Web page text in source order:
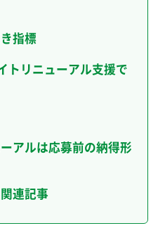
指標
トリニューアル支援で
アルは応募前の納得形
連記事